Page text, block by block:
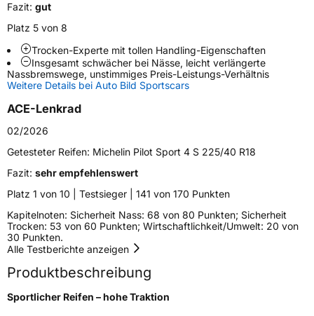
Fahrzeugart
Weitere Eigenschaften
SchlauchtypTL
ZustandNeureifen
Verstärkt XL
EU Label
EffizienzC
NasshaftungA
Fazit: gut
Platz 5 von 8
Trocken-Experte mit tollen Handling-Eigenschaften
Insgesamt schwächer bei Nässe, leicht verlängerte
Nassbremswege, unstimmiges Preis-Leistungs-Verhältnis
Weitere Details bei Auto Bild Sportscars
ACE-Lenkrad
02/2026
Getesteter Reifen: Michelin Pilot Sport 4 S 225/40 R18
Fazit: sehr empfehlenswert
Platz 1 von 10 | Testsieger | 141 von 170 Punkten
Kapitelnoten: Sicherheit Nass: 68 von 80 Punkten; Sicherheit
Trocken: 53 von 60 Punkten; Wirtschaftlichkeit/Umwelt: 20 von
30 Punkten.
Alle Testberichte anzeigen
Produktbeschreibung
Sportlicher Reifen – hohe Traktion